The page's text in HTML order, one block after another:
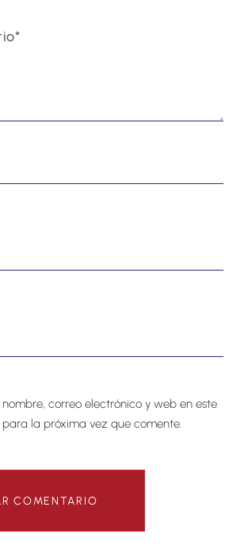
correo electrónico y web en este
la próxima vez que comente.